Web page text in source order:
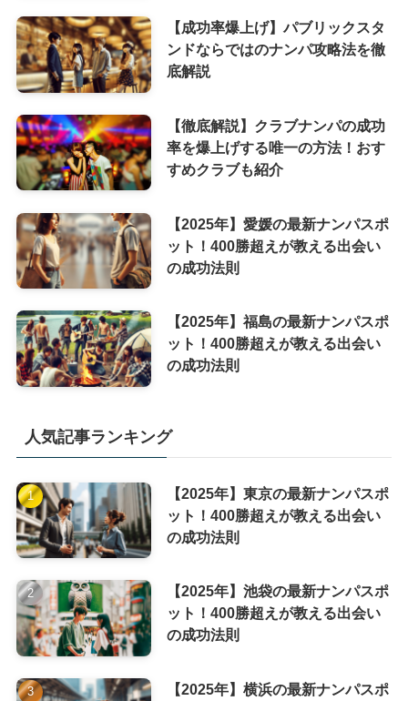
【成功率爆上げ】パブリックスタ
ンドならではのナンパ攻略法を徹
底解説
【徹底解説】クラブナンパの成功
率を爆上げする唯一の方法！おす
すめクラブも紹介
【2025年】愛媛の最新ナンパスポ
ット！400勝超えが教える出会い
の成功法則
【2025年】福島の最新ナンパスポ
ット！400勝超えが教える出会い
の成功法則
人気記事ランキング
【2025年】東京の最新ナンパスポ
ット！400勝超えが教える出会い
の成功法則
【2025年】池袋の最新ナンパスポ
ット！400勝超えが教える出会い
の成功法則
【2025年】横浜の最新ナンパスポ